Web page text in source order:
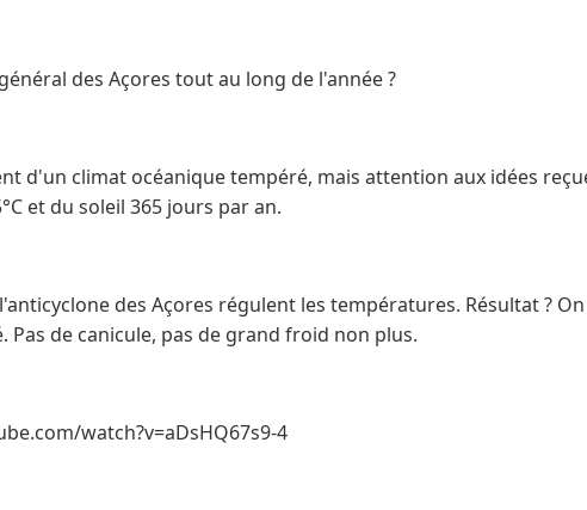
des Açores tout au long de l'année ?
d'un climat océanique tempéré, mais attention aux idées
et du soleil 365 jours par an.
des Açores régulent les températures. Résultat ?
Pas de canicule, pas de grand froid non plus.
watch?v=aDsHQ67s9-4